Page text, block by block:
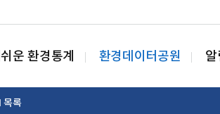
운 환경통계 환경데이터공원 알
목록